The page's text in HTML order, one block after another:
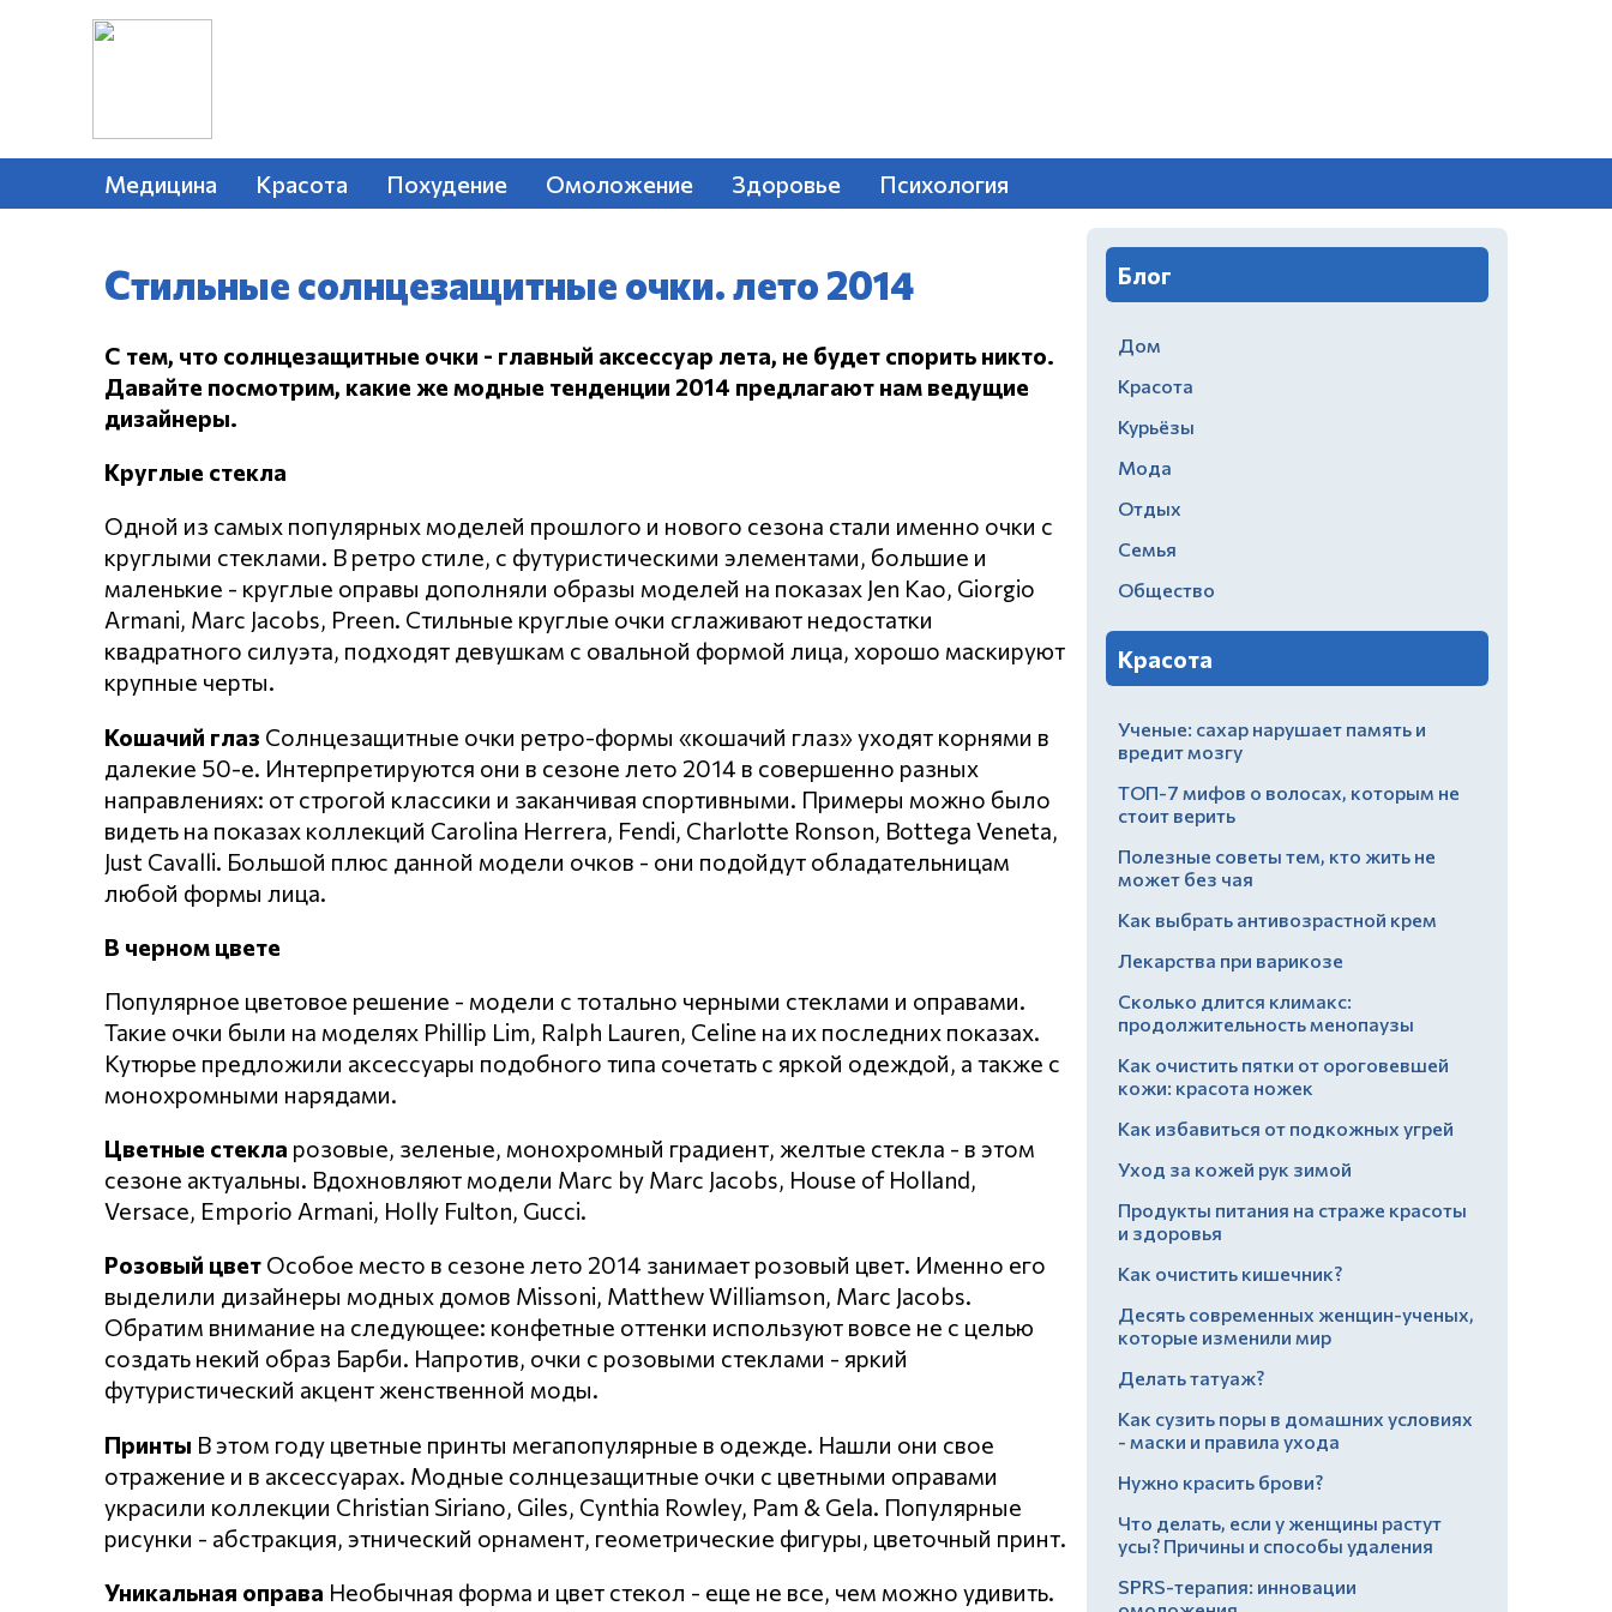
Медицина Красота Похудение Омоложение Здоровье Психология
Стильные солнцезащитные очки. лето 2014
С тем, что солнцезащитные очки - главный аксессуар лета, не будет спорить никто.
Давайте посмотрим, какие же модные тенденции 2014 предлагают нам ведущие
дизайнеры.
Круглые стекла
Одной из самых популярных моделей прошлого и нового сезона стали именно очки с
круглыми стеклами. В ретро стиле, с футуристическими элементами, большие и
маленькие - круглые оправы дополняли образы моделей на показах Jen Kao, Giorgio
Armani, Marc Jacobs, Preen. Стильные круглые очки сглаживают недостатки
квадратного силуэта, подходят девушкам с овальной формой лица, хорошо маскируют
крупные черты.
Кошачий глаз Солнцезащитные очки ретро-формы «кошачий глаз» уходят корнями в
далекие 50-е. Интерпретируются они в сезоне лето 2014 в совершенно разных
направлениях: от строгой классики и заканчивая спортивными. Примеры можно было
видеть на показах коллекций Carolina Herrera, Fendi, Charlotte Ronson, Bottega Veneta,
Just Cavalli. Большой плюс данной модели очков - они подойдут обладательницам
любой формы лица.
В черном цвете
Популярное цветовое решение - модели с тотально черными стеклами и оправами.
Такие очки были на моделях Phillip Lim, Ralph Lauren, Celine на их последних показах.
Кутюрье предложили аксессуары подобного типа сочетать с яркой одеждой, а также с
монохромными нарядами.
Цветные стекла розовые, зеленые, монохромный градиент, желтые стекла - в этом
сезоне актуальны. Вдохновляют модели Marc by Marc Jacobs, House of Holland,
Versace, Emporio Armani, Holly Fulton, Gucci.
Розовый цвет Особое место в сезоне лето 2014 занимает розовый цвет. Именно его
выделили дизайнеры модных домов Missoni, Matthew Williamson, Marc Jacobs.
Обратим внимание на следующее: конфетные оттенки используют вовсе не с целью
создать некий образ Барби. Напротив, очки с розовыми стеклами - яркий
футуристический акцент женственной моды.
Принты В этом году цветные принты мегапопулярные в одежде. Нашли они свое
отражение и в аксессуарах. Модные солнцезащитные очки с цветными оправами
украсили коллекции Christian Siriano, Giles, Cynthia Rowley, Pam & Gela. Популярные
рисунки - абстракция, этнический орнамент, геометрические фигуры, цветочный принт.
Уникальная оправа Необычная форма и цвет стекол - еще не все, чем можно удивить.
Блог
Дом
Красота
Курьёзы
Мода
Отдых
Семья
Общество
Красота
Ученые: сахар нарушает память и
вредит мозгу
ТОП-7 мифов о волосах, которым не
стоит верить
Полезные советы тем, кто жить не
может без чая
Как выбрать антивозрастной крем
Лекарства при варикозе
Сколько длится климакс:
продолжительность менопаузы
Как очистить пятки от ороговевшей
кожи: красота ножек
Как избавиться от подкожных угрей
Уход за кожей рук зимой
Продукты питания на страже красоты
и здоровья
Как очистить кишечник?
Десять современных женщин-ученых,
которые изменили мир
Делать татуаж?
Как сузить поры в домашних условиях
- маски и правила ухода
Нужно красить брови?
Что делать, если у женщины растут
усы? Причины и способы удаления
SPRS-терапия: инновации